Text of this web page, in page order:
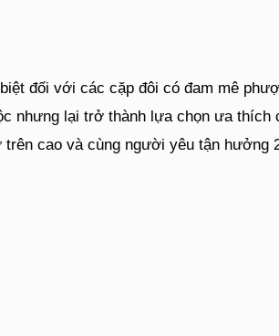
đối với các cặp đôi có đam mê
lại trở thành lựa chọn ưa thích
cao và cùng người yêu tận hưởng